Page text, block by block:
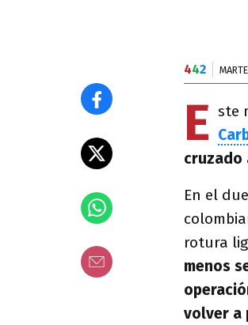
442
E ste
cruzado
En el
rotura
menos
volver a